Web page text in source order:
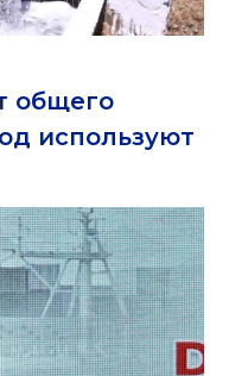
общего
используют